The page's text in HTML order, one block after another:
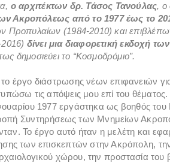
ο αρχιτέκτων δρ. Τάσος Τανούλας, ο
Ακροπόλεως από το 1977 έως το
Προπυλαίων (1984-2010) και
δίνει μια διαφορετική εκδοχή
δημοσιεύει το “Κοσμοδρόμιο”.
έργο διάστρωσης νέων επιφανειών
τις απόψεις μου επί του
1977 εργάστηκα ως βοηθός του
Συντηρήσεως των Μνημείων
Το έργο αυτό ήταν η μελέτη και
των επισκεπτών στην Ακρόπολη,
χώρου, την προστασία